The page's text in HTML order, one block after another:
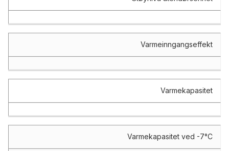
Varmeinngangseffekt
Varmekapasitet
Varmekapasitet ved -7°C